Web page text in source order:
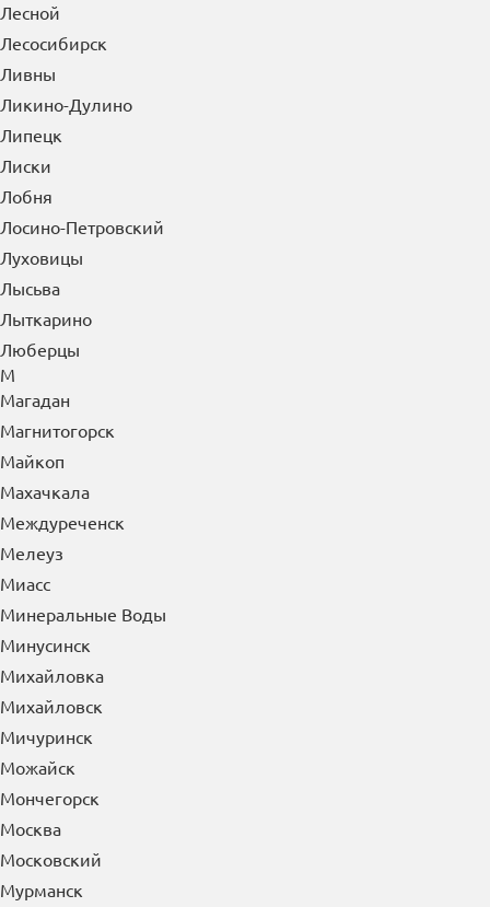
Лесной
Лесосибирск
Ливны
Ликино-Дулино
Липецк
Лиски
Лобня
Лосино-Петровский
Луховицы
Лысьва
Лыткарино
Люберцы
М
Магадан
Магнитогорск
Майкоп
Махачкала
Междуреченск
Мелеуз
Миасс
Минеральные Воды
Минусинск
Михайловка
Михайловск
Мичуринск
Можайск
Мончегорск
Москва
Московский
Мурманск